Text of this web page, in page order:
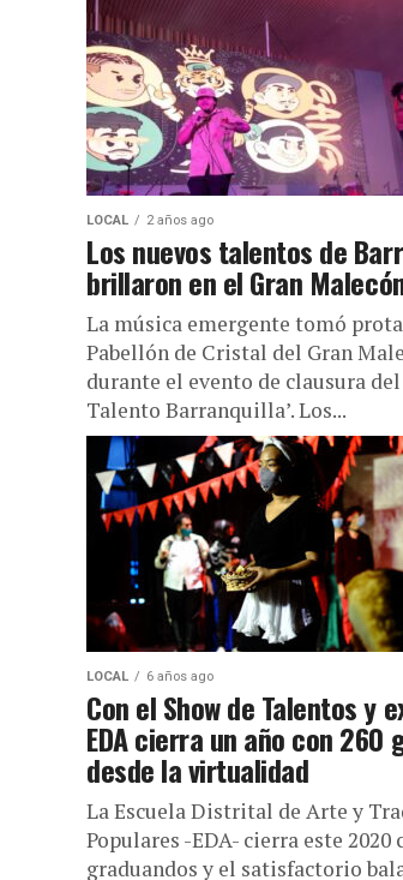
LOCAL 2 años ago
Los nuevos talentos de
brillaron en el Gran
La música emergente tomó
Pabellón de Cristal del Gran
durante el evento de clausura
Talento Barranquilla’. Los...
LOCAL 6 años ago
Con el Show de Talentos y
EDA cierra un año con 260
desde la virtualidad
La Escuela Distrital de Arte y
Populares -EDA- cierra este 2020
graduandos y el satisfactorio